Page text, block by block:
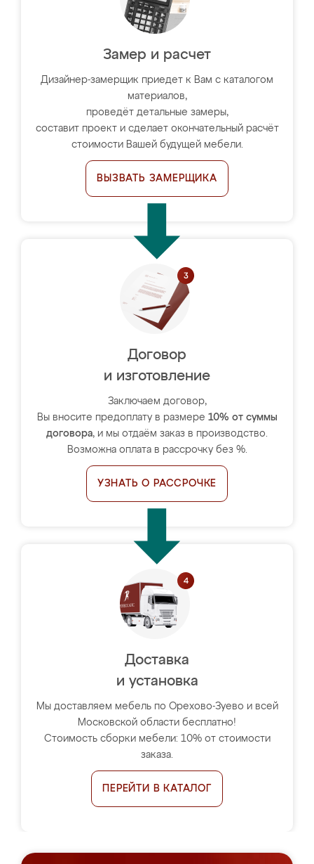
Замер и расчет
Дизайнер-замерщик приедет к Вам с каталогом
материалов,
проведёт детальные замеры,
составит проект и сделает окончательный расчёт
стоимости Вашей будущей мебели.
ВЫЗВАТЬ ЗАМЕРЩИКА
Договор
и изготовление
Заключаем договор,
Вы вносите предоплату в размере 10% от суммы
договора, и мы отдаём заказ в производство.
Возможна оплата в рассрочку без %.
УЗНАТЬ О РАССРОЧКЕ
Доставка
и установка
Мы доставляем мебель по Орехово-Зуево и всей
Московской области бесплатно!
Стоимость сборки мебели: 10% от стоимости
заказа.
ПЕРЕЙТИ В КАТАЛОГ